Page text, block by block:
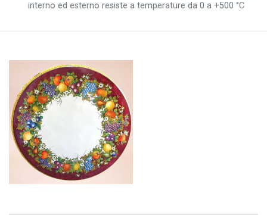
interno ed esterno resiste a temperature da 0 a +500 °C